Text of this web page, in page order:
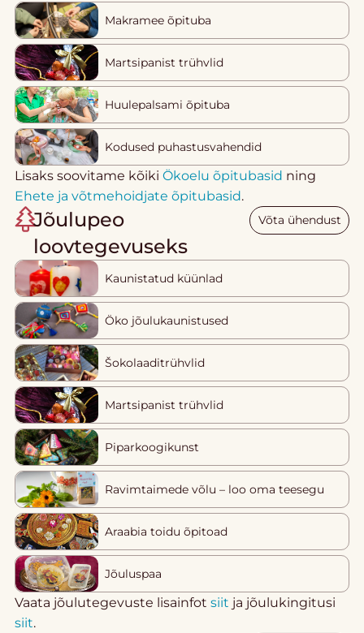
Makramee õpituba
Martsipanist trühvlid
Huulepalsami õpituba
Kodused puhastusvahendid
Lisaks soovitame kõiki Ökoelu õpitubasid ning
Ehete ja võtmehoidjate õpitubasid.
Jõulupeo
loovtegevuseks
Võta ühendust
Kaunistatud küünlad
Öko jõulukaunistused
Šokolaaditrühvlid
Martsipanist trühvlid
Piparkoogikunst
Ravimtaimede võlu – loo oma teesegu
Araabia toidu õpitoad
Jõuluspaa
Vaata jõulutegevuste lisainfot siit ja jõulukingitusi
siit.